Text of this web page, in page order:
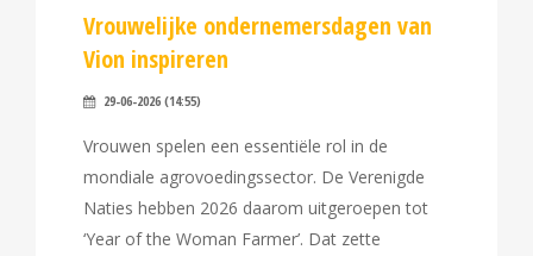
Vrouwelijke ondernemersdagen van
Vion inspireren
29-06-2026 (14:55)
Vrouwen spelen een essentiële rol in de
mondiale agrovoedingssector. De Verenigde
Naties hebben 2026 daarom uitgeroepen tot
‘Year of the Woman Farmer’. Dat zette